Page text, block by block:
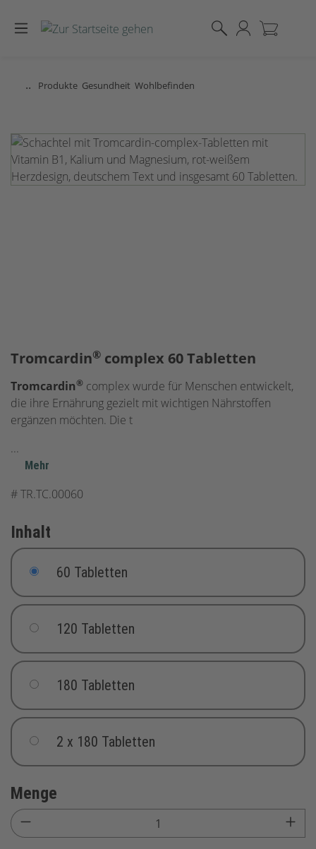
.. Produkte Gesundheit Wohlbefinden
Bildergalerie überspringen
Tromcardin® complex 60 Tabletten
Tromcardin® complex wurde für Menschen entwickelt,
die ihre Ernährung gezielt mit wichtigen Nährstoffen
ergänzen möchten. Die t
...
Mehr
#TR.TC.00060
Inhalt
60 Tabletten
120 Tabletten
180 Tabletten
2 x 180 Tabletten
Menge